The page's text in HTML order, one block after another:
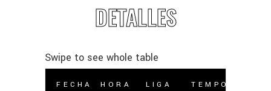
DETALLES
FECHA HORA LIGA TEMPORADA